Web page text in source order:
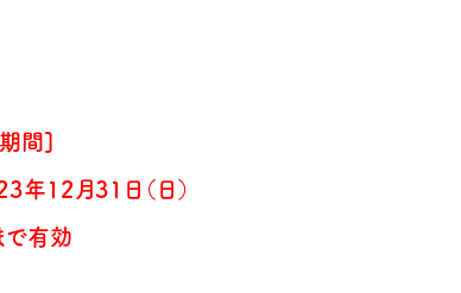
間]
年12月31日（日）
有効